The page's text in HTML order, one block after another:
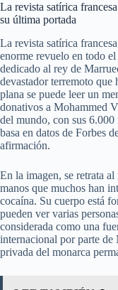
La revista satírica
su última portada
La revista satírica
enorme revuelo en todo
dedicado al rey de
devastador terremoto que
plana se puede leer un
donativos a Mohammed
del mundo, con sus
basa en datos de Forbes
afirmación.
En la imagen, se retrata
manos que muchos han
cocaína. Su cuerpo está
pueden ver varias
considerada como una
internacional por parte de
privada del monarca